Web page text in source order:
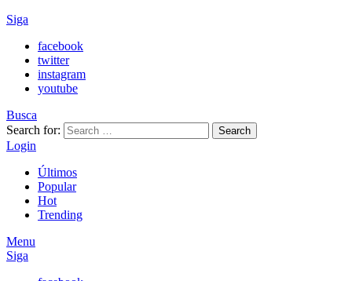
Siga
facebook
twitter
instagram
youtube
Busca
Search for:
Search
Login
Últimos
Popular
Hot
Trending
Menu
Siga